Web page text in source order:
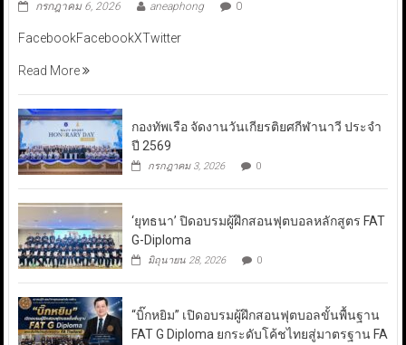
กรกฎาคม 6, 2026 aneaphong 0
FacebookFacebookXTwitter
Read More
กองทัพเรือ จัดงานวันเกียรติยศกีฬานาวี ประจำ
ปี 2569
กรกฎาคม 3, 2026 0
‘ยุทธนา’ ปิดอบรมผู้ฝึกสอนฟุตบอลหลักสูตร FAT
G-Diploma
มิถุนายน 28, 2026 0
“บิ๊กหยิม” เปิดอบรมผู้ฝึกสอนฟุตบอลขั้นพื้นฐาน
FAT G Diploma ยกระดับโค้ชไทยสู่มาตรฐาน FA